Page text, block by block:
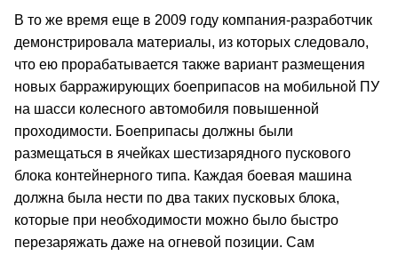
В то же время еще в 2009 году компания-разработчик
демонстрировала материалы, из которых следовало,
что ею прорабатывается также вариант размещения
новых барражирующих боеприпасов на мобильной ПУ
на шасси колесного автомобиля повышенной
проходимости. Боеприпасы должны были
размещаться в ячейках шестизарядного пускового
блока контейнерного типа. Каждая боевая машина
должна была нести по два таких пусковых блока,
которые при необходимости можно было быстро
перезаряжать даже на огневой позиции. Сам